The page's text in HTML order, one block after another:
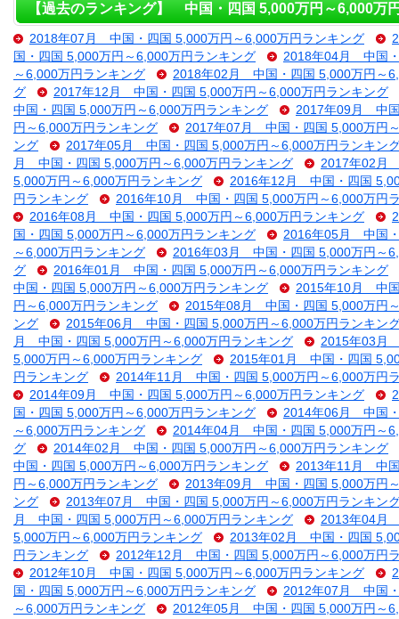
【過去のランキング】 中国・四国 5,000万円～6,000万
2018年07月 中国・四国 5,000万円～6,000万円ランキング
国・四国 5,000万円～6,000万円ランキング
2018年04月 中国
～6,000万円ランキング
2018年02月 中国・四国 5,000万円～
グ
2017年12月 中国・四国 5,000万円～6,000万円ランキング
中国・四国 5,000万円～6,000万円ランキング
2017年09月 中国
円～6,000万円ランキング
2017年07月 中国・四国 5,000万円
ング
2017年05月 中国・四国 5,000万円～6,000万円ランキン
月 中国・四国 5,000万円～6,000万円ランキング
2017年02月
5,000万円～6,000万円ランキング
2016年12月 中国・四国
円ランキング
2016年10月 中国・四国 5,000万円～6,000万円
2016年08月 中国・四国 5,000万円～6,000万円ランキング
国・四国 5,000万円～6,000万円ランキング
2016年05月 中国
～6,000万円ランキング
2016年03月 中国・四国 5,000万円～
グ
2016年01月 中国・四国 5,000万円～6,000万円ランキング
中国・四国 5,000万円～6,000万円ランキング
2015年10月 中国
円～6,000万円ランキング
2015年08月 中国・四国 5,000万円
ング
2015年06月 中国・四国 5,000万円～6,000万円ランキン
月 中国・四国 5,000万円～6,000万円ランキング
2015年03月
5,000万円～6,000万円ランキング
2015年01月 中国・四国
円ランキング
2014年11月 中国・四国 5,000万円～6,000万円
2014年09月 中国・四国 5,000万円～6,000万円ランキング
国・四国 5,000万円～6,000万円ランキング
2014年06月 中国
～6,000万円ランキング
2014年04月 中国・四国 5,000万円～
グ
2014年02月 中国・四国 5,000万円～6,000万円ランキング
中国・四国 5,000万円～6,000万円ランキング
2013年11月 中国
円～6,000万円ランキング
2013年09月 中国・四国 5,000万円
ング
2013年07月 中国・四国 5,000万円～6,000万円ランキン
月 中国・四国 5,000万円～6,000万円ランキング
2013年04月
5,000万円～6,000万円ランキング
2013年02月 中国・四国
円ランキング
2012年12月 中国・四国 5,000万円～6,000万円
2012年10月 中国・四国 5,000万円～6,000万円ランキング
国・四国 5,000万円～6,000万円ランキング
2012年07月 中国
～6,000万円ランキング
2012年05月 中国・四国 5,000万円～